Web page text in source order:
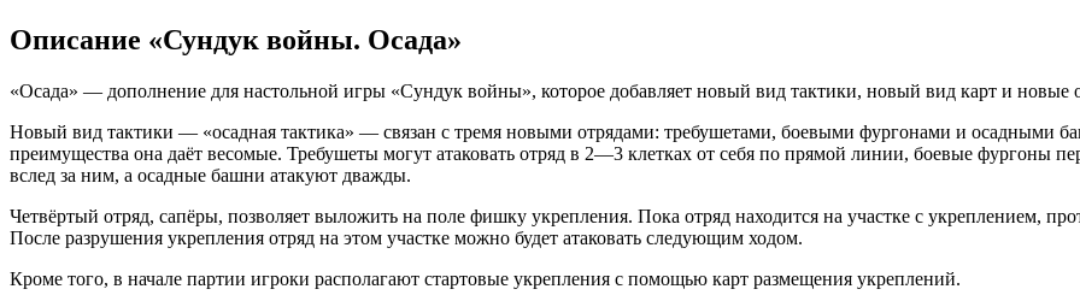
Описание «Сундук войны. Осада»
«Осада» — дополнение для настольной игры «Сундук войны», которое добавляет новый вид тактики, новый вид карт и новые
Новый вид тактики — «осадная тактика» — связан с тремя новыми отрядами: требушетами, боевыми фургонами и осадными
преимущества она даёт весомые. Требушеты могут атаковать отряд в 2—3 клетках от себя по прямой линии, боевые фургоны
вслед за ним, а осадные башни атакуют дважды.
Четвёртый отряд, сапёры, позволяет выложить на поле фишку укрепления. Пока отряд находится на участке с укреплением,
После разрушения укрепления отряд на этом участке можно будет атаковать следующим ходом.
Кроме того, в начале партии игроки располагают стартовые укрепления с помощью карт размещения укреплений.